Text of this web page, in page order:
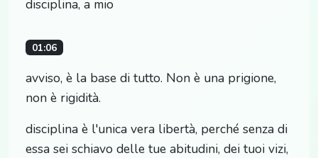
disciplina, a mio
01:06
avviso, è la base di tutto. Non è una prigione,
non è rigidità.
disciplina è l'unica vera libertà, perché senza di
essa sei schiavo delle tue abitudini, dei tuoi vizi,